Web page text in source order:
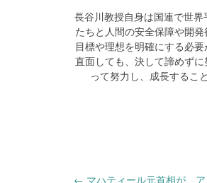
長谷川教授自身は国連で世
たちと人間の安全保障や開
目標や理想を明確にする必
直面しても、決して諦めず
って努力し、成長するこ
← マハティール元首相が、